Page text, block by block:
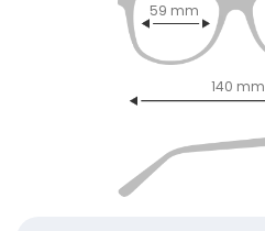
59 mm
140 mm